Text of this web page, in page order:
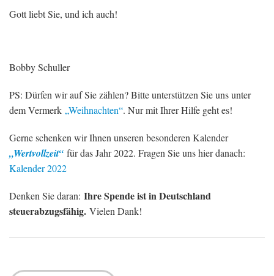
Gott liebt Sie, und ich auch!
Bobby Schuller
PS: Dürfen wir auf Sie zählen? Bitte unterstützen Sie uns unter
dem Vermerk „Weihnachten“. Nur mit Ihrer Hilfe geht es!
Gerne schenken wir Ihnen unseren besonderen Kalender
„Wertvollzeit“ für das Jahr 2022. Fragen Sie uns hier danach:
Kalender 2022
Denken Sie daran: Ihre Spende ist in Deutschland
steuerabzugsfähig. Vielen Dank!